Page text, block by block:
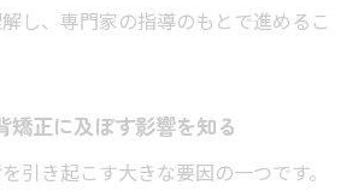
し、専門家の指導のもとで進めるこ
矯正に及ぼす影響を知る
引き起こす大きな要因の一つです。